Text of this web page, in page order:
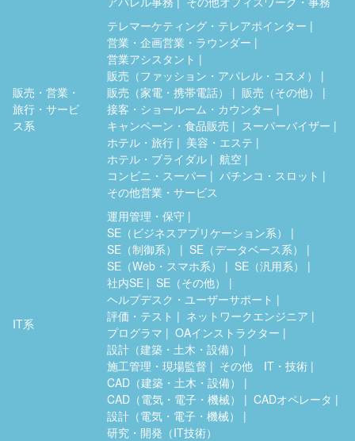
販売・営業・
旅行・サービ
ス系
テレマーケティング・テレアポインター
営業・企画営業・ラウンダー
営業アシスタント
販売（ファッション・アパレル・コスメ）
販売（家電・携帯電話）
販売（その他）
接客・ショールーム・カウンター
キャンペーン・食品販売
スーパーバイザー
ホテル・旅行
美容・エステ
ホテル・ブライダル
航空
コンビニ・スーパー
パチンコ・スロット
その他営業・サービス
IT系
運用管理・保守
SE（ビジネスアプリケーション系）
SE（制御系）
SE（データベース系）
SE（Web・スマホ系）
SE（汎用系）
社内SE
SE（その他）
ヘルプデスク・ユーザーサポート
評価・テスト
ネットワークエンジニア
プログラマ
OAインストラクター
設計（建築・土木・設備）
施工管理・現場監督
その他 IT・技術
CAD（建築・土木・設備）
CAD（電気・電子・機械）
CADオペレータ
設計（電気・電子・機械）
研究・開発（IT技術）